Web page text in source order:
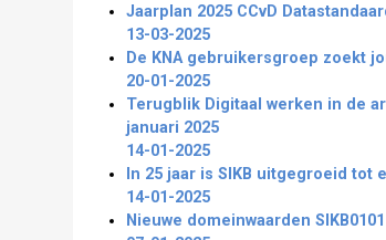
Jaarplan 2025 CCvD
13-03-2025
De KNA gebruikersgroep zoekt
20-01-2025
Terugblik Digitaal werken in de
januari 2025
14-01-2025
In 25 jaar is SIKB uitgegroeid
14-01-2025
Nieuwe domeinwaarden